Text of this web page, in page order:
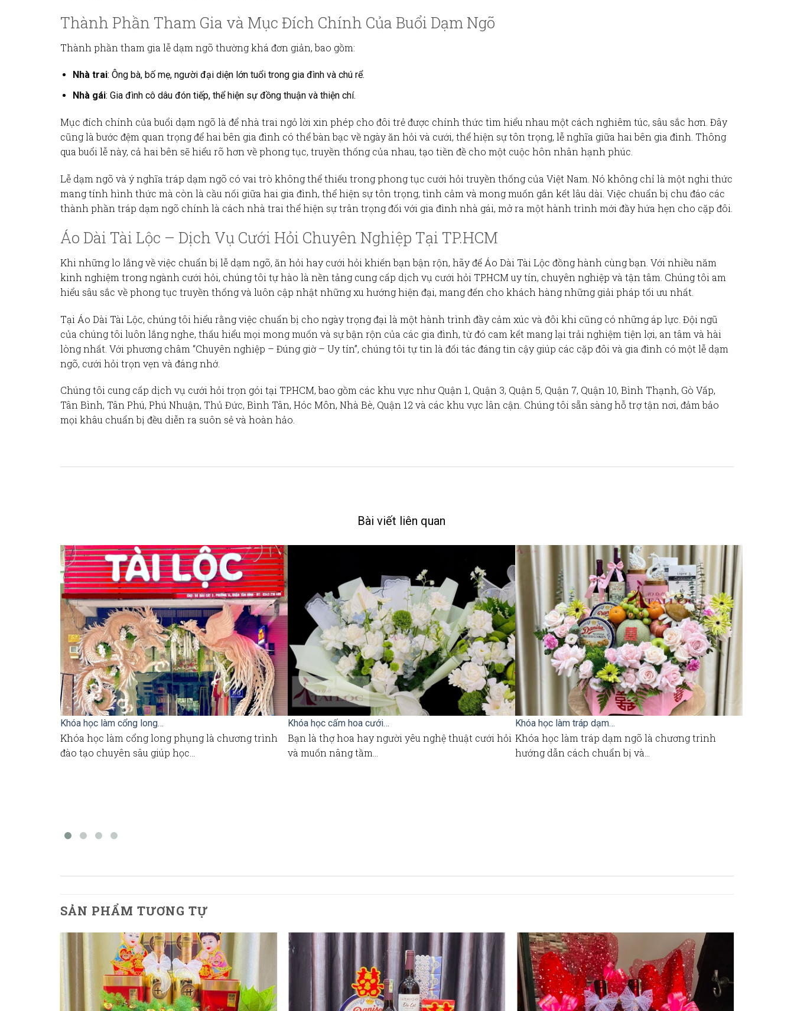
Thành Phần Tham Gia và Mục Đích Chính Của Buổi Dạm Ngõ
Thành phần tham gia lễ dạm ngõ thường khá đơn giản, bao gồm:
Nhà trai: Ông bà, bố mẹ, người đại diện lớn tuổi trong gia đình và chú rể.
Nhà gái: Gia đình cô dâu đón tiếp, thể hiện sự đồng thuận và thiện chí.
Mục đích chính của buổi dạm ngõ là để nhà trai ngỏ lời xin phép cho đôi trẻ được chính thức tìm hiểu nhau một cách nghiêm túc, sâu sắc hơn. Đây
cũng là bước đệm quan trọng để hai bên gia đình có thể bàn bạc về ngày ăn hỏi và cưới, thể hiện sự tôn trọng, lễ nghĩa giữa hai bên gia đình. Thông
qua buổi lễ này, cả hai bên sẽ hiểu rõ hơn về phong tục, truyền thống của nhau, tạo tiền đề cho một cuộc hôn nhân hạnh phúc.
Lễ dạm ngõ và ý nghĩa tráp dạm ngõ có vai trò không thể thiếu trong phong tục cưới hỏi truyền thống của Việt Nam. Nó không chỉ là một nghi thức
mang tính hình thức mà còn là cầu nối giữa hai gia đình, thể hiện sự tôn trọng, tình cảm và mong muốn gắn kết lâu dài. Việc chuẩn bị chu đáo các
thành phần tráp dạm ngõ chính là cách nhà trai thể hiện sự trân trọng đối với gia đình nhà gái, mở ra một hành trình mới đầy hứa hẹn cho cặp đôi.
Áo Dài Tài Lộc – Dịch Vụ Cưới Hỏi Chuyên Nghiệp Tại TP.HCM
Khi những lo lắng về việc chuẩn bị lễ dạm ngõ, ăn hỏi hay cưới hỏi khiến bạn bận rộn, hãy để Áo Dài Tài Lộc đồng hành cùng bạn. Với nhiều năm
kinh nghiệm trong ngành cưới hỏi, chúng tôi tự hào là nền tảng cung cấp dịch vụ cưới hỏi TP.HCMuy tín, chuyên nghiệp và tận tâm. Chúng tôi am
hiểu sâu sắc về phong tục truyền thống và luôn cập nhật những xu hướng hiện đại, mang đến cho khách hàng những giải pháp tối ưu nhất.
Tại Áo Dài Tài Lộc, chúng tôi hiểu rằng việc chuẩn bị cho ngày trọng đại là một hành trình đầy cảm xúc và đôi khi cũng có những áp lực. Đội ngũ
của chúng tôi luôn lắng nghe, thấu hiểu mọi mong muốn và sự bận rộn của các gia đình, từ đó cam kết mang lại trải nghiệm tiện lợi, an tâm và hài
lòng nhất. Với phương châm “Chuyên nghiệp – Đúng giờ – Uy tín”, chúng tôi tự tin là đối tác đáng tin cậy giúp các cặp đôi và gia đình có một lễ dạm
ngõ, cưới hỏi trọn vẹn và đáng nhớ.
Chúng tôi cung cấp dịch vụ cưới hỏi trọn gói tại TP.HCM, bao gồm các khu vực như Quận 1, Quận 3, Quận 5, Quận 7, Quận 10, Bình Thạnh, Gò Vấp,
Tân Bình, Tân Phú, Phú Nhuận, Thủ Đức, Bình Tân, Hóc Môn, Nhà Bè, Quận 12 và các khu vực lân cận. Chúng tôi sẵn sàng hỗ trợ tận nơi, đảm bảo
mọi khâu chuẩn bị đều diễn ra suôn sẻ và hoàn hảo.
Bài viết liên quan
Khóa học làm cổng long…
Khóa học làm cổng long phụng là chương trình
đào tạo chuyên sâu giúp học…
Khóa học cấm hoa cưới…
Bạn là thợ hoa hay người yêu nghệ thuật cưới hỏi
và muốn nâng tầm…
Khóa học làm tráp dạm…
Khóa học làm tráp dạm ngõ là chương trình
hướng dẫn cách chuẩn bị và…
SẢN PHẨM TƯƠNG TỰ